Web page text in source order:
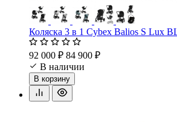
Коляска 3 в 1 Cybex Balios S Lux
92 000 ₽ 84 900 ₽
В наличии
В корзину